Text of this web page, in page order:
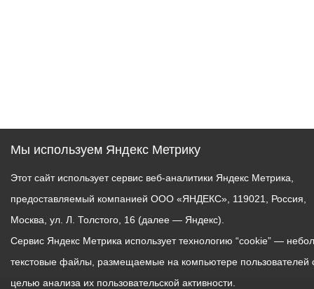
Мы используем Яндекс Метрику
Этот сайт использует сервис веб-аналитики Яндекс Метрика,
предоставляемый компанией ООО «ЯНДЕКС», 119021, Россия,
Москва, ул. Л. Толстого, 16 (далее — Яндекс).
Сервис Яндекс Метрика использует технологию “cookie” —
текстовые файлы, размещаемые на компьютере пользователей
целью анализа их пользовательской активности.